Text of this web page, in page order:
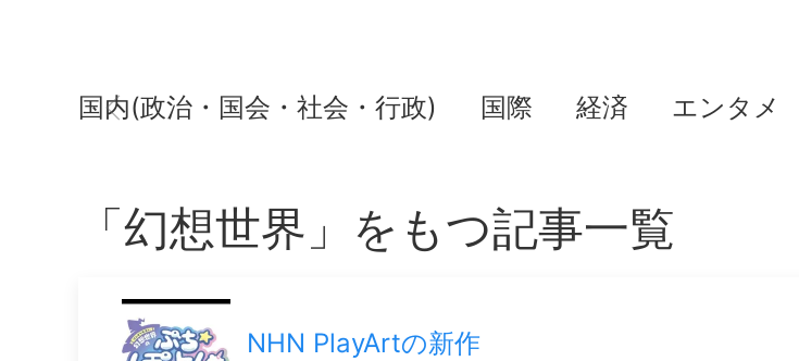
国内(政治・国会・社会・行政) 国際 経済 エンタメ
「幻想世界」をもつ記事一覧
NHN PlayArtの新作